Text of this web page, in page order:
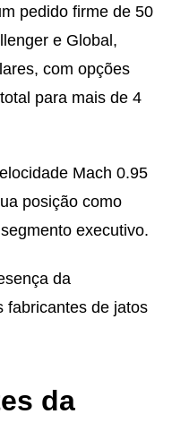
pedido firme de 50
e Global,
com opções
para mais de 4
Mach 0.95
posição como
executivo.
da
fabricantes de jatos
da